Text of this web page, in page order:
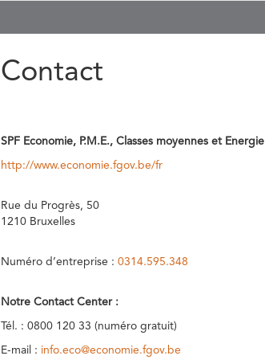
Contact
SPF Economie, P.M.E., Classes moyennes et Energie
http://www.economie.fgov.be/fr
Rue du Progrès, 50
1210 Bruxelles
Numéro d’entreprise : 0314.595.348
Notre Contact Center :
Tél. : 0800 120 33 (numéro gratuit)
E-mail : info.eco@economie.fgov.be